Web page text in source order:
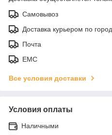
Самовывоз
Доставка курьером по
Почта
ЕМС
Все условия доставки
Условия оплаты
Наличными